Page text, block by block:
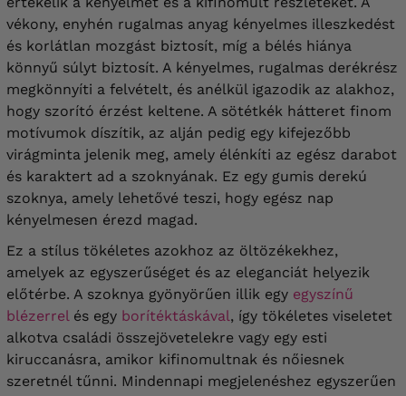
vékony, enyhén rugalmas anyag kényelmes illeszkedést
és korlátlan mozgást biztosít, míg a bélés hiánya
könnyű súlyt biztosít. A kényelmes, rugalmas derékrész
megkönnyíti a felvételt, és anélkül igazodik az alakhoz,
hogy szorító érzést keltene. A sötétkék hátteret finom
motívumok díszítik, az alján pedig egy kifejezőbb
virágminta jelenik meg, amely élénkíti az egész darabot
és karaktert ad a szoknyának. Ez egy gumis derekú
szoknya, amely lehetővé teszi, hogy egész nap
kényelmesen érezd magad.
Ez a stílus tökéletes azokhoz az öltözékekhez,
amelyek az egyszerűséget és az eleganciát helyezik
előtérbe. A szoknya gyönyörűen illik egy egyszínű
blézerrelés egy borítéktáskával, így tökéletes viseletet
alkotva családi összejövetelekre vagy egy esti
kiruccanásra, amikor kifinomultnak és nőiesnek
szeretnél tűnni. Mindennapi megjelenéshez egyszerűen